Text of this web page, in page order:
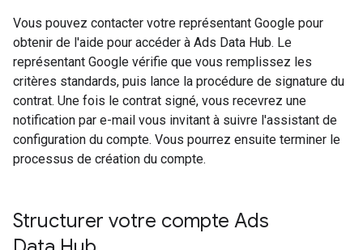
Vous pouvez contacter votre représentant Google pour
obtenir de l'aide pour accéder à Ads Data Hub. Le
représentant Google vérifie que vous remplissez les
critères standards, puis lance la procédure de signature du
contrat. Une fois le contrat signé, vous recevrez une
notification par e-mail vous invitant à suivre l'assistant de
configuration du compte. Vous pourrez ensuite terminer le
processus de création du compte.
Structurer votre compte Ads